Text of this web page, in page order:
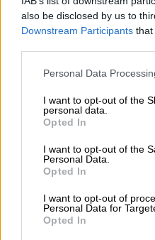
also be disclosed by us to
Downstream Participants that
Please note that this
not limited to your visit or
grant or deny consent to
use your data for below
consent section.
Personal Data
I want to opt-out of the
personal data.
Opted In
I want to opt-out of the
Personal Data.
Opted In
I want to opt-out of
Personal Data for
Opted In
βρίσκονται
καταλόγους των
«Αυτή η
σημαντικά οφέλη»
«Αυτή η εκκαθάριση
πανεπιστημίων θα
οφέλη ως προς τα
των πανεπιστημίων,
αξιολόγησης, καθώς
έχουμε μία